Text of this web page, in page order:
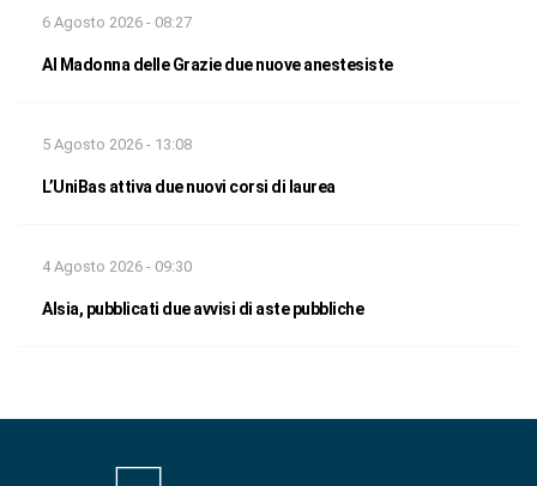
6 Agosto 2026 - 08:27
Al Madonna delle Grazie due nuove anestesiste
5 Agosto 2026 - 13:08
L’UniBas attiva due nuovi corsi di laurea
4 Agosto 2026 - 09:30
Alsia, pubblicati due avvisi di aste pubbliche